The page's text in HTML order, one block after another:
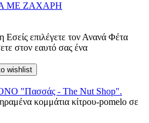
ΜΕ ΖΑΧΑΡΗ
επιλέγετε τον Ανανά Φέτα
στον εαυτό σας ένα
wishlist